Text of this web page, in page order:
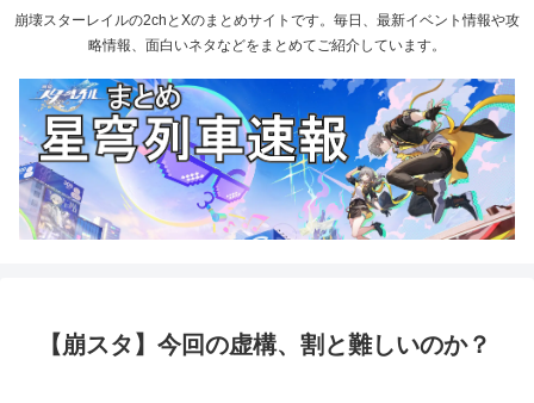
崩壊スターレイルの2chとXのまとめサイトです。毎日、最新イベント情報や攻
略情報、面白いネタなどをまとめてご紹介しています。
【崩スタ】今回の虚構、割と難しいのか？